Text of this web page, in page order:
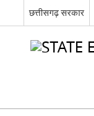
छत्तीसगढ़ सरकार